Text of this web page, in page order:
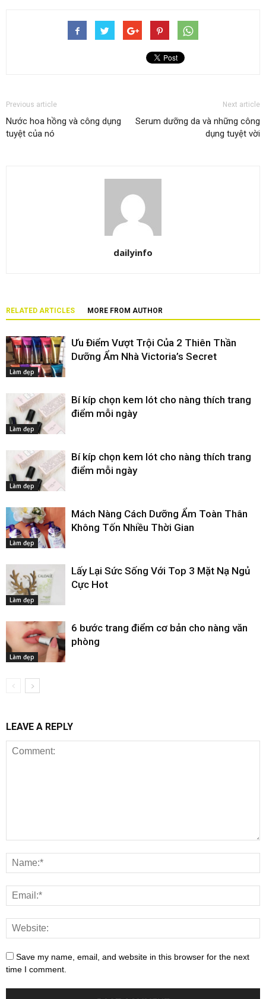
Previous article
Nước hoa hồng và công dụng
tuyệt của nó
Next article
Serum dưỡng da và những công
dụng tuyệt vời
dailyinfo
RELATED ARTICLES MORE FROM AUTHOR
Làm đẹp
Ưu Điểm Vượt Trội Của 2 Thiên Thần
Dưỡng Ẩm Nhà Victoria’s Secret
Làm đẹp
Bí kíp chọn kem lót cho nàng thích trang
điểm mỗi ngày
Làm đẹp
Bí kíp chọn kem lót cho nàng thích trang
điểm mỗi ngày
Làm đẹp
Mách Nàng Cách Dưỡng Ẩm Toàn Thân
Không Tốn Nhiều Thời Gian
Làm đẹp
Lấy Lại Sức Sống Với Top 3 Mặt Nạ Ngủ
Cực Hot
Làm đẹp
6 bước trang điểm cơ bản cho nàng văn
phòng
LEAVE A REPLY
Save my name, email, and website in this browser for the next
time I comment.